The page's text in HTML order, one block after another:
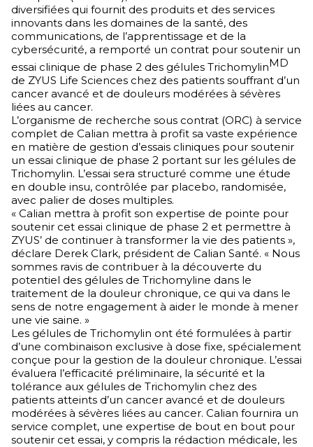
diversifiées qui fournit des produits et des services
innovants dans les domaines de la santé, des
communications, de l’apprentissage et de la
cybersécurité, a remporté un contrat pour soutenir un
essai clinique de phase 2 des gélules TrichomylinMD
de ZYUS Life Sciences chez des patients souffrant d’un
cancer avancé et de douleurs modérées à sévères
liées au cancer.
L’organisme de recherche sous contrat (ORC) à service
complet de Calian mettra à profit sa vaste expérience
en matière de gestion d’essais cliniques pour soutenir
un essai clinique de phase 2 portant sur les gélules de
Trichomylin. L’essai sera structuré comme une étude
en double insu, contrôlée par placebo, randomisée,
avec palier de doses multiples.
« Calian mettra à profit son expertise de pointe pour
soutenir cet essai clinique de phase 2 et permettre à
ZYUS’ de continuer à transformer la vie des patients »,
déclare Derek Clark, président de Calian Santé. « Nous
sommes ravis de contribuer à la découverte du
potentiel des gélules de Trichomyline dans le
traitement de la douleur chronique, ce qui va dans le
sens de notre engagement à aider le monde à mener
une vie saine. »
Les gélules de Trichomylin ont été formulées à partir
d’une combinaison exclusive à dose fixe, spécialement
conçue pour la gestion de la douleur chronique. L’essai
évaluera l’efficacité préliminaire, la sécurité et la
tolérance aux gélules de Trichomylin chez des
patients atteints d’un cancer avancé et de douleurs
modérées à sévères liées au cancer. Calian fournira un
service complet, une expertise de bout en bout pour
soutenir cet essai, y compris la rédaction médicale, les